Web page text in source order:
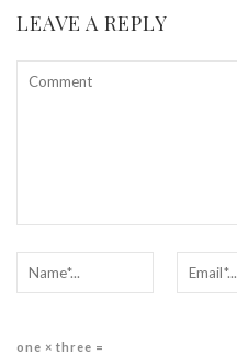
LEAVE A REPLY
one × three =